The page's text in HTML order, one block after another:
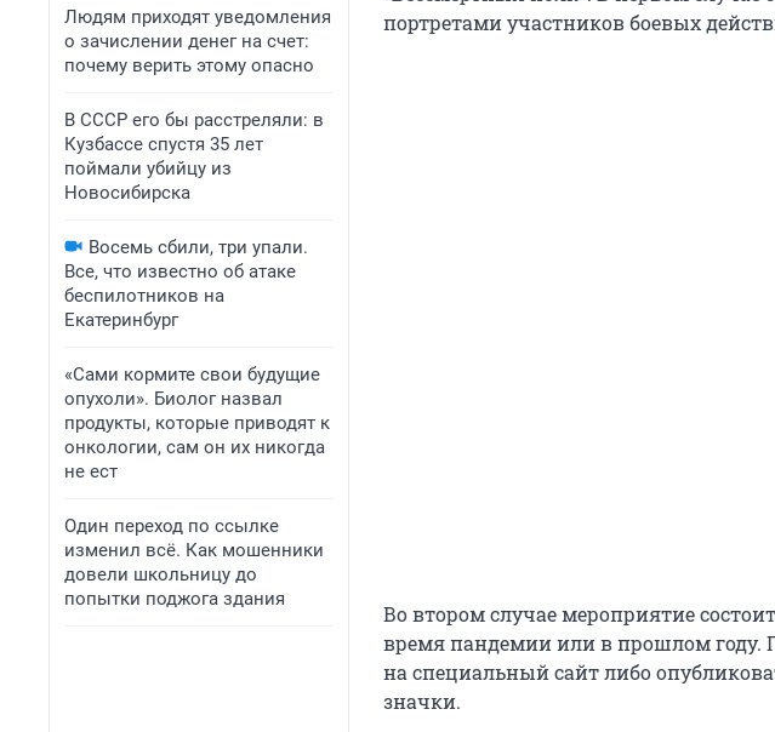
Людям приходят уведомления
о зачислении денег на счет:
почему верить этому опасно
В СССР его бы расстреляли: в
Кузбассе спустя 35 лет
поймали убийцу из
Новосибирска
Восемь сбили, три упали.
Все, что известно об атаке
беспилотников на
Екатеринбург
«Сами кормите свои будущие
опухоли». Биолог назвал
продукты, которые приводят к
онкологии, сам он их никогда
не ест
Один переход по ссылке
изменил всё. Как мошенники
довели школьницу до
попытки поджога здания
портретами участников боевых
Во втором случае мероприятие
время пандемии или в прошлом году.
на специальный сайт либо
значки.